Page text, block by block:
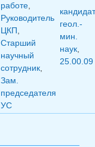
работе,
Руководитель
ЦКП,
Старший
научный
сотрудник,
Зам.
председателя
УС
кандидат
геол.-
мин.
наук,
25.00.09